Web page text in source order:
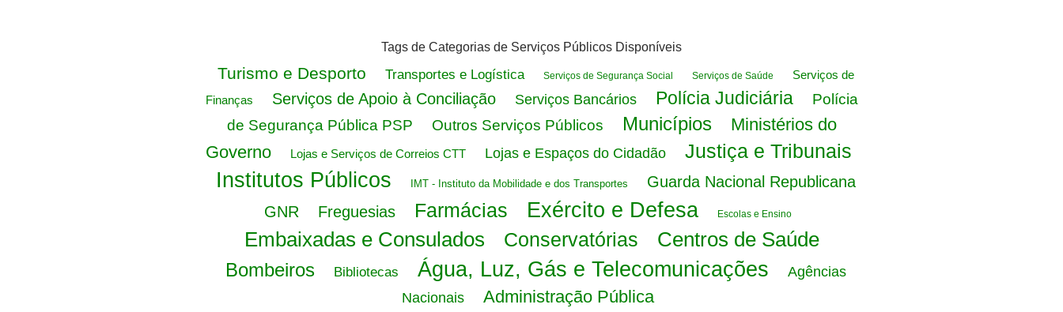
Tags de Categorias de Serviços Públicos Disponíveis
Turismo e Desporto Transportes e Logística Serviços de Segurança Social Serviços de Saúde
Serviços de
Finanças
Serviços de Apoio à Conciliação Serviços Bancários Polícia Judiciária
Polícia
de Segurança Pública PSP
Outros Serviços Públicos Municípios
Ministérios do
Governo
Lojas e Serviços de Correios CTT Lojas e Espaços do Cidadão Justiça e Tribunais
Institutos Públicos IMT - Instituto da Mobilidade e dos Transportes
Guarda Nacional Republicana
GNR
Freguesias Farmácias Exército e Defesa Escolas e Ensino
Embaixadas e Consulados Conservatórias Centros de Saúde
Bombeiros Bibliotecas Água, Luz, Gás e Telecomunicações
Agências
Nacionais
Administração Pública